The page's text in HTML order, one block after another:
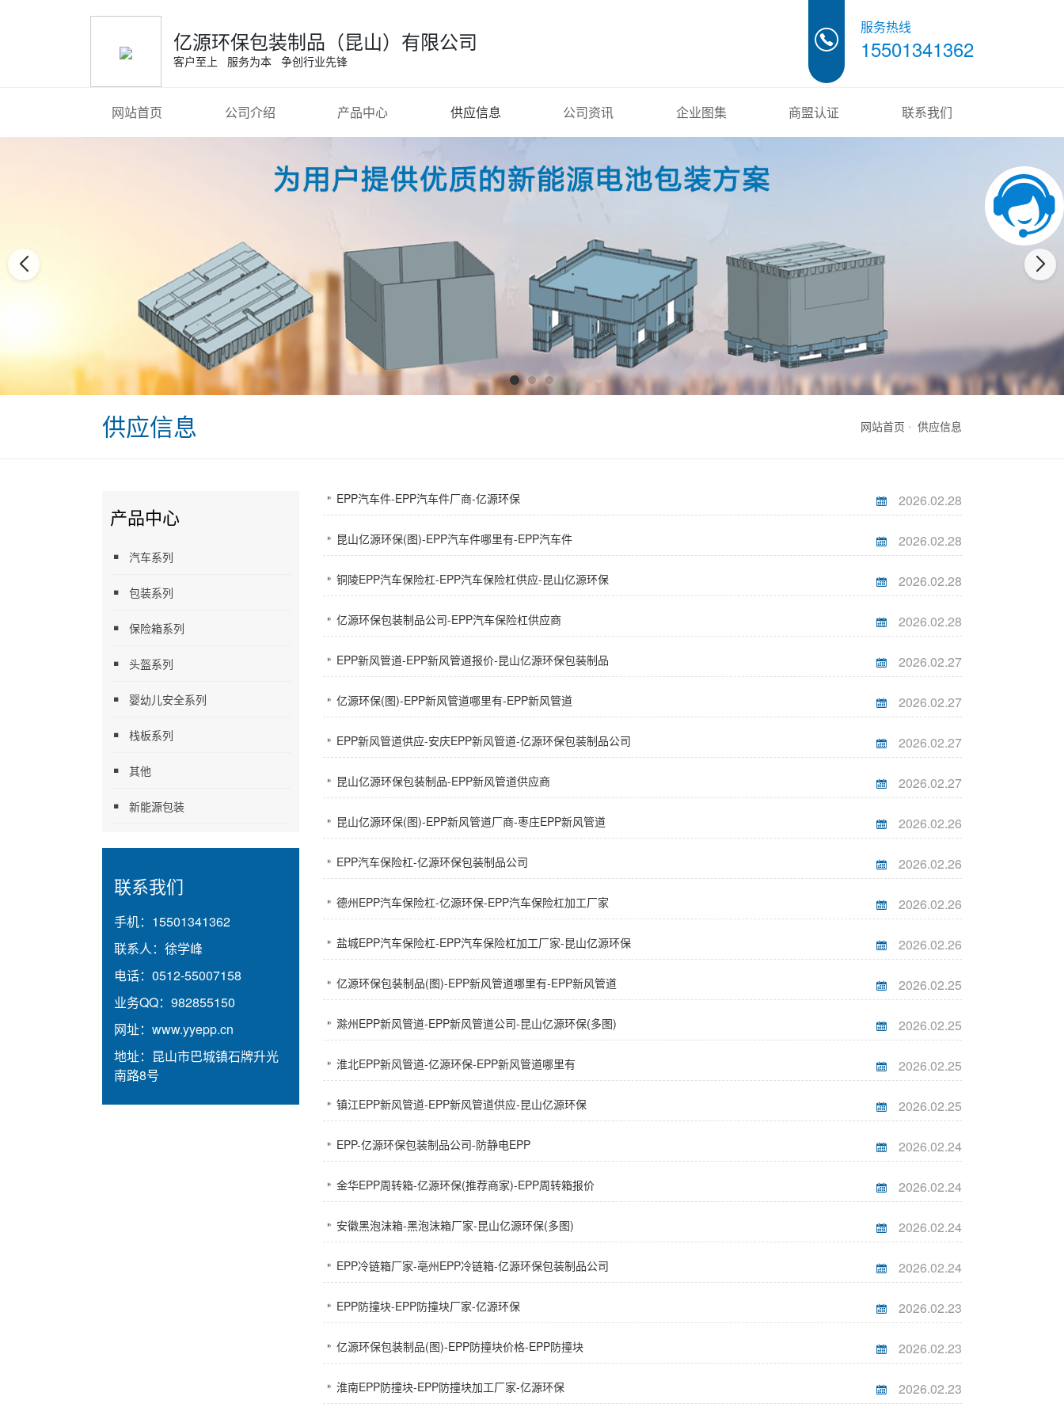
亿源环保包装制品（昆山）有限公司
客户至上 服务为本 争创行业先锋
服务热线
15501341362
网站首页 公司介绍 产品中心 供应信息 公司资讯 企业图集 商盟认证 联系我们
供应信息 网站首页 供应信息
产品中心
汽车系列
包装系列
保险箱系列
头盔系列
婴幼儿安全系列
栈板系列
其他
新能源包装
联系我们
手机： 15501341362
联系人： 徐学峰
电话： 0512-55007158
业务QQ： 982855150
网址： www.yyepp.cn
地址： 昆山市巴城镇石牌升光
南路8号
EPP汽车件-EPP汽车件厂商-亿源环保 2026.02.28
昆山亿源环保(图)-EPP汽车件哪里有-EPP汽车件 2026.02.28
铜陵EPP汽车保险杠-EPP汽车保险杠供应-昆山亿源环保 2026.02.28
亿源环保包装制品公司-EPP汽车保险杠供应商 2026.02.28
EPP新风管道-EPP新风管道报价-昆山亿源环保包装制品 2026.02.27
亿源环保(图)-EPP新风管道哪里有-EPP新风管道 2026.02.27
EPP新风管道供应-安庆EPP新风管道-亿源环保包装制品公司 2026.02.27
昆山亿源环保包装制品-EPP新风管道供应商 2026.02.27
昆山亿源环保(图)-EPP新风管道厂商-枣庄EPP新风管道 2026.02.26
EPP汽车保险杠-亿源环保包装制品公司 2026.02.26
德州EPP汽车保险杠-亿源环保-EPP汽车保险杠加工厂家 2026.02.26
盐城EPP汽车保险杠-EPP汽车保险杠加工厂家-昆山亿源环保 2026.02.26
亿源环保包装制品(图)-EPP新风管道哪里有-EPP新风管道 2026.02.25
滁州EPP新风管道-EPP新风管道公司-昆山亿源环保(多图) 2026.02.25
淮北EPP新风管道-亿源环保-EPP新风管道哪里有 2026.02.25
镇江EPP新风管道-EPP新风管道供应-昆山亿源环保 2026.02.25
EPP-亿源环保包装制品公司-防静电EPP 2026.02.24
金华EPP周转箱-亿源环保(推荐商家)-EPP周转箱报价 2026.02.24
安徽黑泡沫箱-黑泡沫箱厂家-昆山亿源环保(多图) 2026.02.24
EPP冷链箱厂家-亳州EPP冷链箱-亿源环保包装制品公司 2026.02.24
EPP防撞块-EPP防撞块厂家-亿源环保 2026.02.23
亿源环保包装制品(图)-EPP防撞块价格-EPP防撞块 2026.02.23
淮南EPP防撞块-EPP防撞块加工厂家-亿源环保 2026.02.23